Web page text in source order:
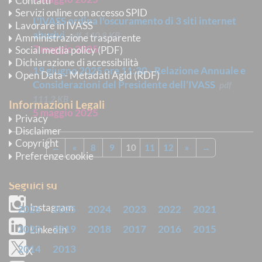
L'IVASS ordina l'oscuramento di 3 siti internet
abusivi pdf 140.8 KB
7 maggio 2025
19 giugno 2025 ore 11:30 - Relazione Annuale e
Considerazioni del Presidente dell’IVASS
111.2 KB
5 maggio 2025
← « 8 9 10 11 12 » →
ARCHIVIO
2026 2025 2024 2023 2022
2021
2020
2019 2018 2017 2016
2015
2014
2013
Servizi online con accesso SPID
Lavorare in IVASS
Amministrazione trasparente
Social media policy (PDF)
Dichiarazione di accessibilità
Open Data - Metadati Agid (RDF)
Informazioni Legali
Privacy
Disclaimer
Copyright
Preferenze cookie
Seguici su
Instagram
LinkedIn
X